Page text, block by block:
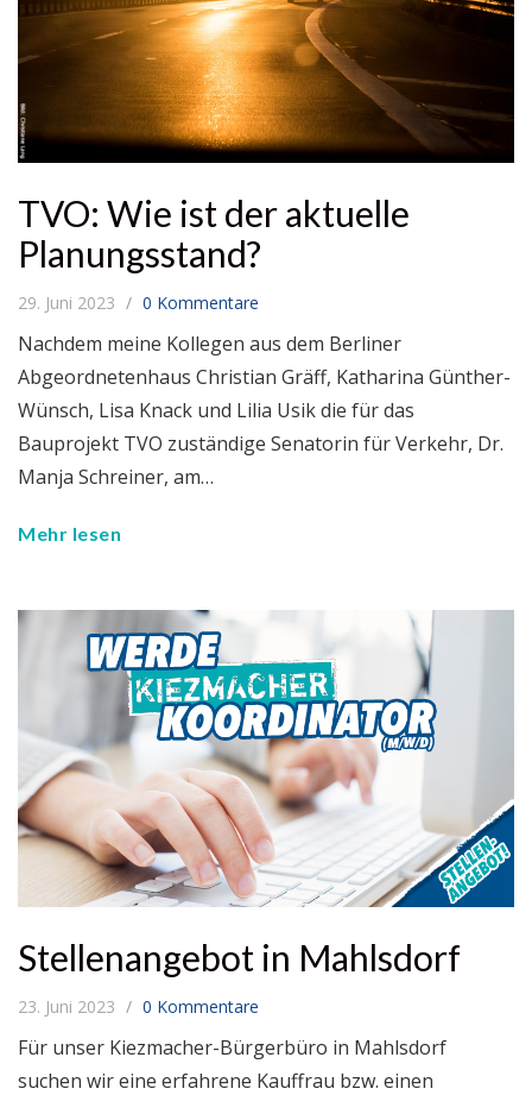
TVO: Wie ist der aktuelle
Planungsstand?
29. Juni 2023 0 Kommentare
Nachdem meine Kollegen aus dem Berliner
Abgeordnetenhaus Christian Gräff, Katharina Günther-
Wünsch, Lisa Knack und Lilia Usik die für das
Bauprojekt TVO zuständige Senatorin für Verkehr, Dr.
Manja Schreiner, am…
Mehr lesen
Stellenangebot in Mahlsdorf
23. Juni 2023 0 Kommentare
Für unser Kiezmacher-Bürgerbüro in Mahlsdorf
suchen wir eine erfahrene Kauffrau bzw. einen